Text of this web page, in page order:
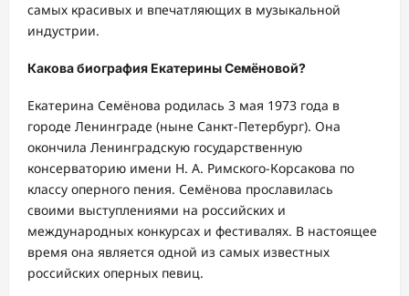
самых красивых и впечатляющих в музыкальной
индустрии.
Какова биография Екатерины Семёновой?
Екатерина Семёнова родилась 3 мая 1973 года в
городе Ленинграде (ныне Санкт-Петербург). Она
окончила Ленинградскую государственную
консерваторию имени Н. А. Римского-Корсакова по
классу оперного пения. Семёнова прославилась
своими выступлениями на российских и
международных конкурсах и фестивалях. В настоящее
время она является одной из самых известных
российских оперных певиц.